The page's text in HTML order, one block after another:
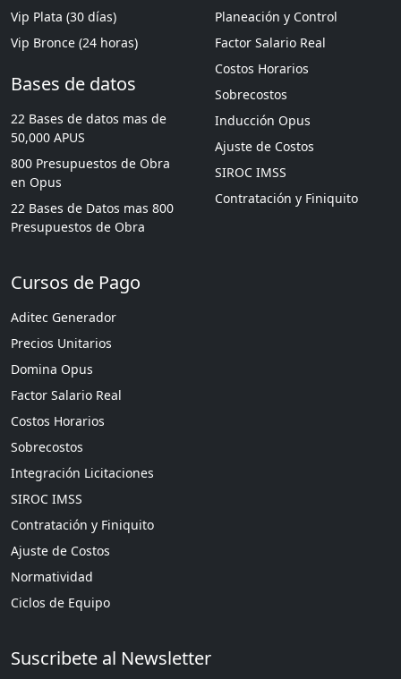
Vip Plata (30 días)
Vip Bronce (24 horas)
Bases de datos
22 Bases de datos mas de
50,000 APUS
800 Presupuestos de Obra
en Opus
22 Bases de Datos mas 800
Presupuestos de Obra
Planeación y Control
Factor Salario Real
Costos Horarios
Sobrecostos
Inducción Opus
Ajuste de Costos
SIROC IMSS
Contratación y Finiquito
Cursos de Pago
Aditec Generador
Precios Unitarios
Domina Opus
Factor Salario Real
Costos Horarios
Sobrecostos
Integración Licitaciones
SIROC IMSS
Contratación y Finiquito
Ajuste de Costos
Normatividad
Ciclos de Equipo
Suscribete al Newsletter